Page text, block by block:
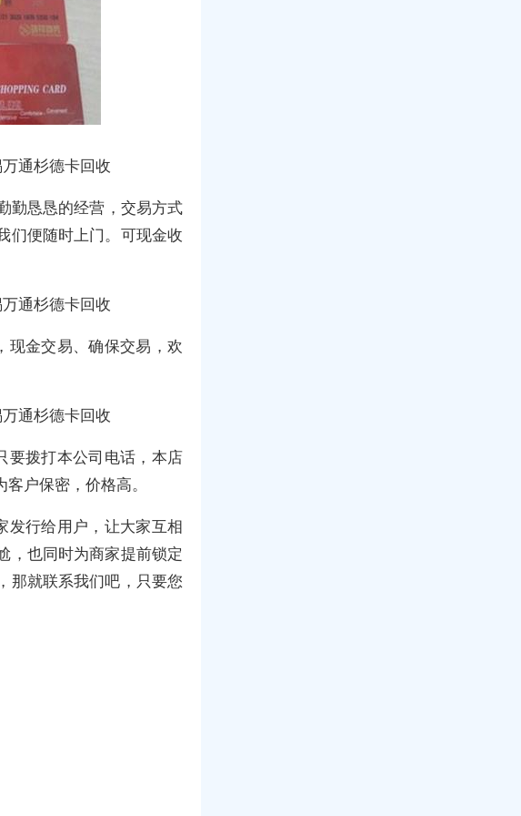
通杉德卡回收
勤恳恳的经营，交易方式
们便随时上门。可现金收
通杉德卡回收
现金交易、确保交易，欢
通杉德卡回收
要拨打本公司电话，本店
户保密，价格高。
发行给用户，让大家互相
，也同时为商家提前锁定
那就联系我们吧，只要您